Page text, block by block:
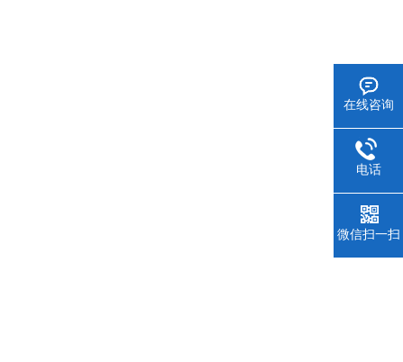
在线咨询
电话
微信扫一扫